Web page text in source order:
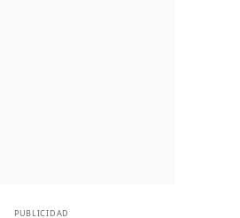
PUBLICIDAD